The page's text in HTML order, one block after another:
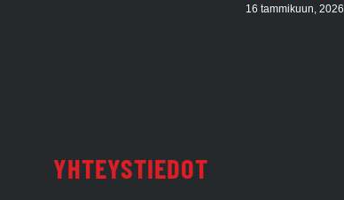
16 tammikuun, 2026
YHTEYSTIEDOT